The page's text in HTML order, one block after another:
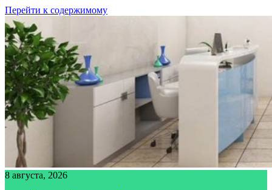
Перейти к содержимому
8 августа, 2026